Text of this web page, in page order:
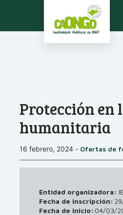
Protección en
humanitaria
16 febrero, 2024 - Ofertas de
Entidad organizadora:
Fecha de inscripción:
Fecha de inicio: 04/03/